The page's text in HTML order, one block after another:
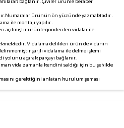
bağlanır . Çiviler ürünle beraber
ürünün ön yüzünde yazmaktadır .
ile montajı yapılır .
ürünle gönderilen vidalar ile
Vidalama delikleri ürün de vidanın
şarjlı vidalama ile delme işlemi
yolunu açarak parçayı bağlanır.
vida zamanla kendini saldığı için bu şekilde
gerektiğini anlatan kurulum şeması